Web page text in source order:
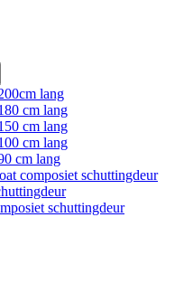
lang
cm lang
cm lang
cm lang
cm lang
composiet schuttingdeur
schuttingdeur